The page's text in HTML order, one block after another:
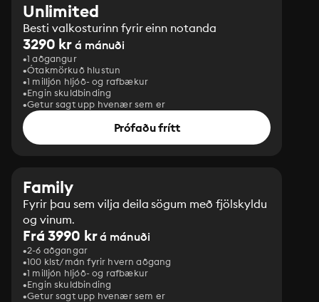
Unlimited
Besti valkosturinn fyrir einn notanda
3290 kr á mánuði
1 aðgangur
Ótakmörkuð hlustun
1 milljón hljóð- og rafbækur
Engin skuldbinding
Getur sagt upp hvenær sem er
Prófaðu frítt
Family
Fyrir þau sem vilja deila sögum með fjölskyldu
og vinum.
Frá 3990 krá mánuði
2-6 aðgangar
100 klst/mán fyrir hvern aðgang
1 milljón hljóð- og rafbækur
‎Engin skuldbinding
Getur sagt upp hvenær sem er